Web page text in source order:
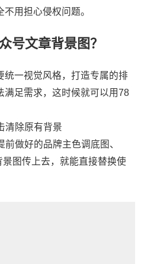
用担心侵权问题。
号文章背景图？
统一视觉风格，打造专属的排
满足需求，这时候就可以用78
清除原有背景
做好的品牌主色调底图、
图传上去，就能直接替换使